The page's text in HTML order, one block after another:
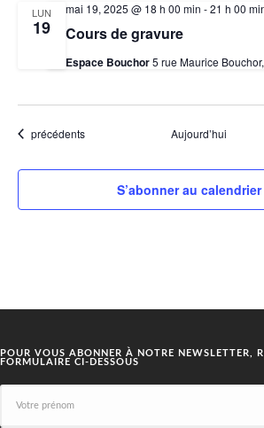
LUN
19 Cours de gravure
mai 19, 2025 @ 18 h 00 min -21 h 00
Espace Bouchor5 rue Maurice
Évènements
précédents Aujourd’hui
S’abonner au calendrier
POUR VOUS ABONNER À NOTRE NEWSLETTER,
FORMULAIRE CI-DESSOUS